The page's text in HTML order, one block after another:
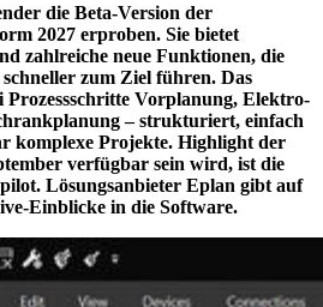
die Beta-Version der
2027 erproben. Sie bietet
zahlreiche neue Funktionen, die
zum Ziel führen. Das
Prozessschritte Vorplanung, Elektro-
– strukturiert, einfach
komplexe Projekte. Highlight der
verfügbar sein wird, ist die
Lösungsanbieter Eplan gibt auf
Einblicke in die Software.